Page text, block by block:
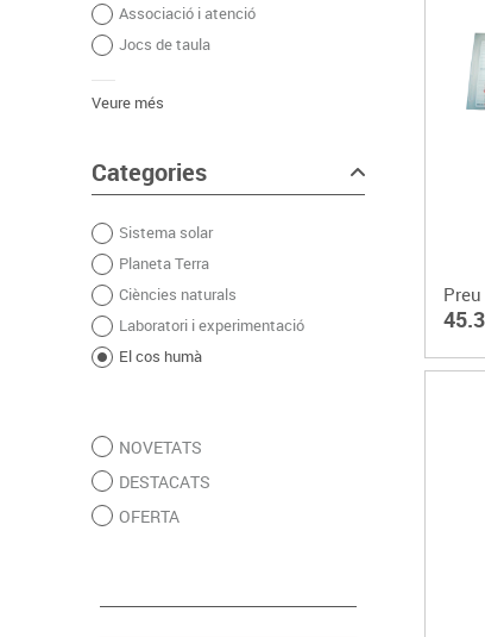
Associació i atenció
Jocs de taula
Veure més
Categories
Sistema solar
Planeta Terra
Ciències naturals
Laboratori i experimentació
El cos humà
NOVETATS
DESTACATS
OFERTA
Preu